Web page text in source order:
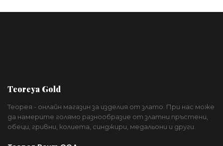
Teoreya Gold
Теорея - онлайн магазин за изделия от злато. При нас може
да намерите голямо разнообразие от златни пръстени,
обеци, гривни, колиета, синджири, медальони и други.